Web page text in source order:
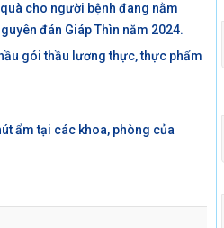
cho người bệnh đang nằm
đán Giáp Thìn năm 2024.
gói thầu lương thực, thực phẩm
ẩm tại các khoa, phòng của